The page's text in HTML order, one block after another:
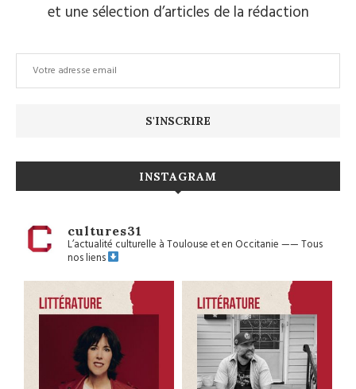
et une sélection d’articles de la rédaction
INSTAGRAM
cultures31
L’actualité culturelle à Toulouse et en Occitanie——Tous
nos liens